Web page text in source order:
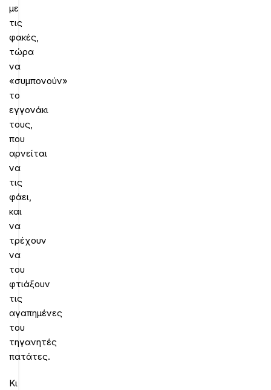
με
τις
φακές,
τώρα
να
«συμπονούν»
το
εγγονάκι
τους,
που
αρνείται
να
τις
φάει,
και
να
τρέχουν
να
του
φτιάξουν
τις
αγαπημένες
του
τηγανητές
πατάτες.
Κι